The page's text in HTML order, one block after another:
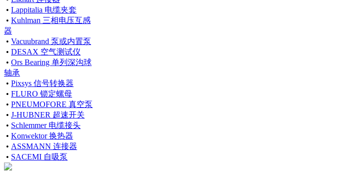
• Lappitalia 电缆夹套
• Kuhlman 三相电压互感
器
• Vacuubrand 泵或内置泵
• DESAX 空气测试仪
• Ors Bearing 单列深沟球
轴承
• Pixsys 信号转换器
• FLURO 锁定螺母
• PNEUMOFORE 真空泵
• J-HUBNER 超速开关
• Schlemmer 电缆接头
• Konwektor 换热器
• ASSMANN 连接器
• SACEMI 自吸泵